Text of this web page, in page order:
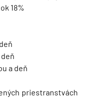
18%
deň
a deň
priestranstvách